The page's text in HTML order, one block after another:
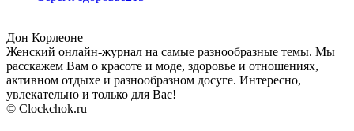
Дон Корлеоне
Женский онлайн-журнал на самые разнообразные темы. Мы
расскажем Вам о красоте и моде, здоровье и отношениях,
активном отдыхе и разнообразном досуге. Интересно,
увлекательно и только для Вас!
© Clockchok.ru